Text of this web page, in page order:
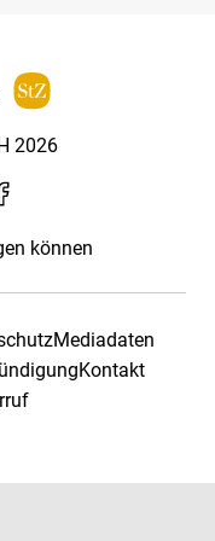
2026
können
Mediadaten
Kontakt